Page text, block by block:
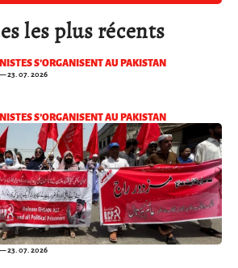
les plus récents
S’ORGANISENT AU PAKISTAN
23. 07. 2026
S’ORGANISENT AU PAKISTAN
23. 07. 2026